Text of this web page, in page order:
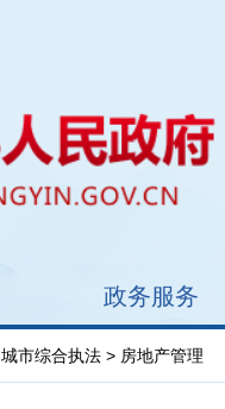
政务服务
城市综合执法 > 房地产管理